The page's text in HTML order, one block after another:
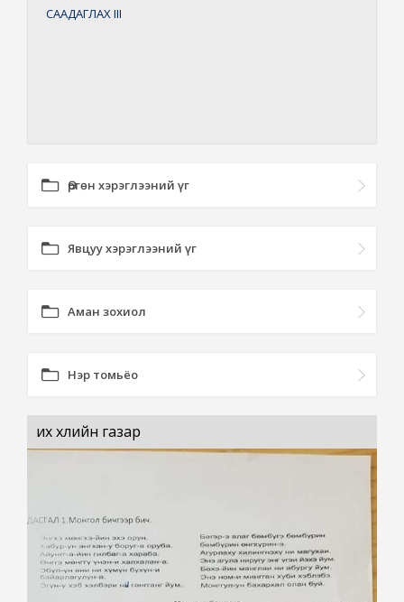
СААДАГЛАХIII
Өргөн хэрэглээний үг
Явцуу хэрэглээний үг
Аман зохиол
Нэр томьёо
их хөлийн газар